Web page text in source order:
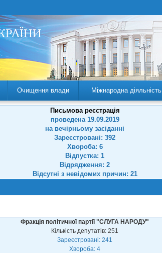
Очищення влади Міжнародна діяльність
Письмова реєстрація
проведена 19.09.2019
на вечірньому засіданні
Зареєстровані: 392
Хвороба: 6
Відпустка: 1
Відрядження: 2
Відсутні з невідомих причин: 21
Фракція політичної партії "СЛУГА НАРОДУ"
Кількість депутатів: 251
Зареєстровані: 241
Хвороба: 4